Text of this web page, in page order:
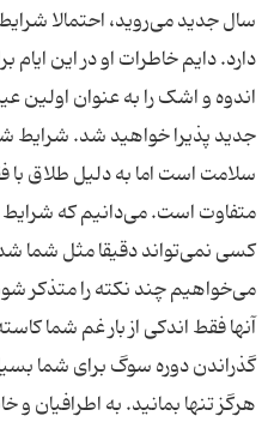
سال جدید می‌روید، احتمالا
دارد. دایم خاطرات او در این
اندوه و اشک را به عنوان
جدید پذیرا خواهید شد.
سلامت است اما به دلیل طلاق با
متفاوت است. می‌دانیم که
کسی نمی‌تواند دقیقا مثل شما
می‌خواهیم چند نکته را متذکر
آنها فقط اندکی از بار غم شما
گذراندن دوره سوگ برای شما
هرگز تنها بمانید. به اطرافیان و